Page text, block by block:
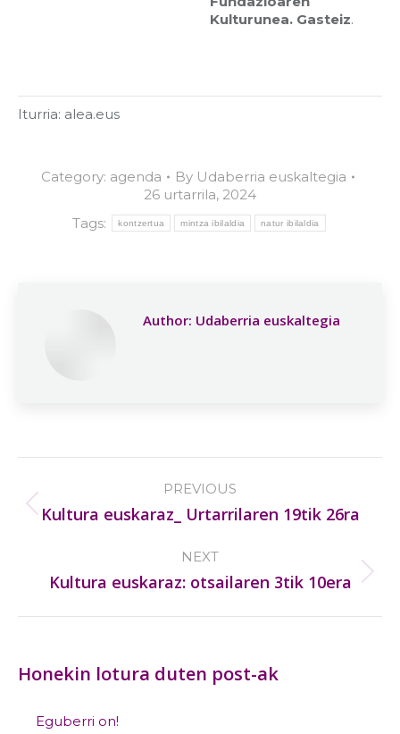
Kulturunea. Gasteiz.
Iturria: alea.eus
Category: agenda By Udaberria euskaltegia
26 urtarrila, 2024
Tags:
kontzertua mintza ibilaldia natur ibilaldia
Author: Udaberria euskaltegia
navigation
PREVIOUS
Previous
Kultura euskaraz_ Urtarrilaren 19tik 26ra
NEXT
Next
Kultura euskaraz: otsailaren 3tik 10era
Honekin lotura duten post-ak
Eguberri on!